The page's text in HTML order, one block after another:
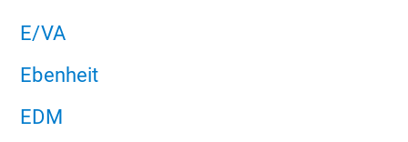
E/VA
Ebenheit
EDM